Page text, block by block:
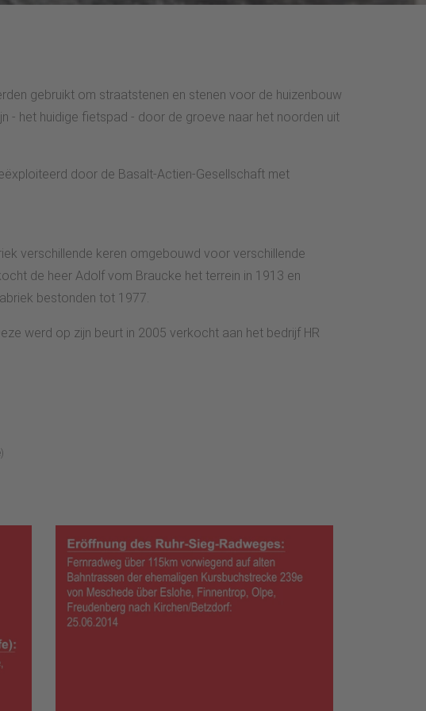
gebruikt om straatstenen en stenen voor de huizenbouw
- het huidige fietspad - door de groeve naar het noorden uit
door de Basalt-Actien-Gesellschaft met
verschillende keren omgebouwd voor verschillende
de heer Adolf vom Braucke het terrein in 1913 en
bestonden tot 1977.
werd op zijn beurt in 2005 verkocht aan het bedrijf HR